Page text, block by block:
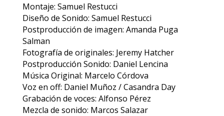
Montaje: Samuel Restucci
Diseño de Sonido: Samuel Restucci
Postproducción de imagen: Amanda Puga
Salman
Fotografía de originales: Jeremy Hatcher
Postproducción Sonido: Daniel Lencina
Música Original: Marcelo Córdova
Voz en off: Daniel Muñoz / Casandra Day
Grabación de voces: Alfonso Pérez
Mezcla de sonido: Marcos Salazar